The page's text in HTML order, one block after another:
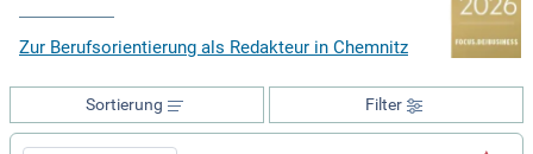
Zur Berufsorientierung als Redakteur in Chemnitz
Filter
Sortierung